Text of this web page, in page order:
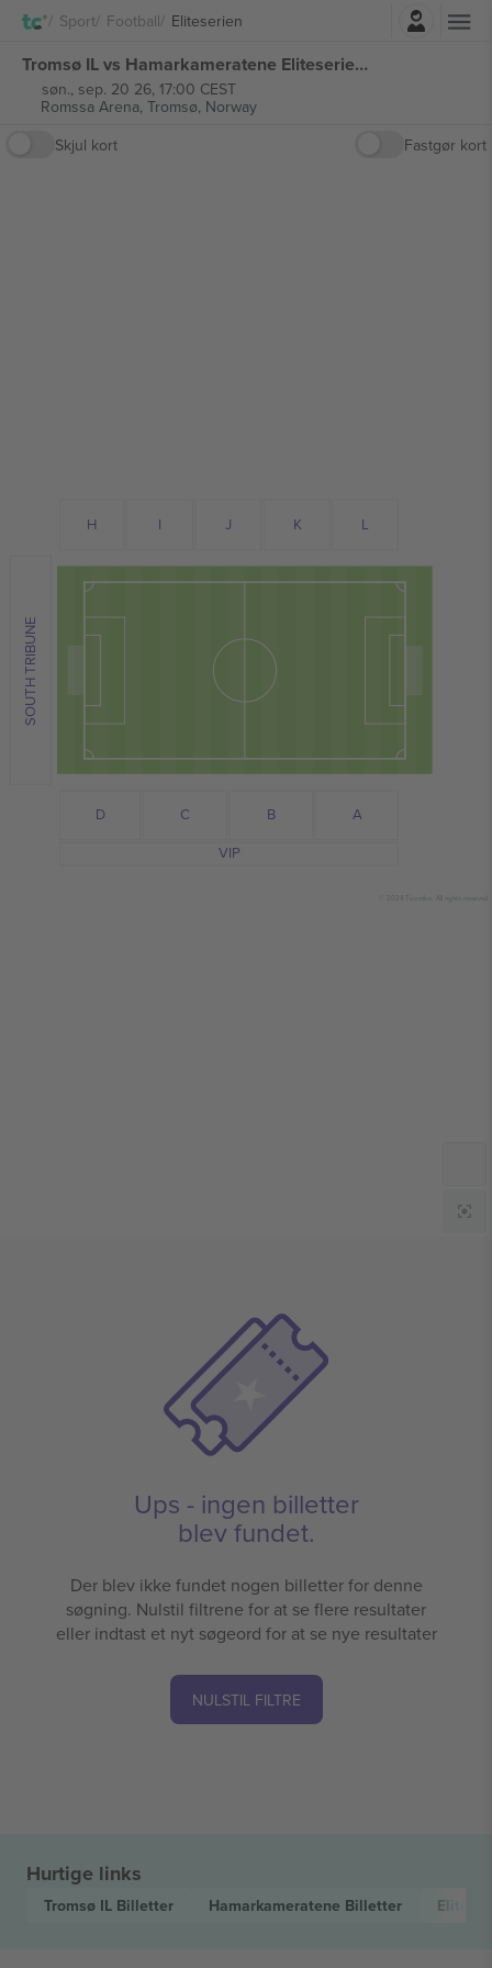
Sport Football Eliteserien
Tromsø IL vs Hamarkameratene Eliteserien billetter
søn., sep. 20 26, 17:00 CEST
Romssa Arena, Tromsø, Norway
Skjul kort
Fastgør kort
L
K
J
I
H
D C B
A
VIP
SOUTH TRIBUNE
© 2024 Ticombo. All rights reserved
Ups - ingen billetter
blev fundet.
Der blev ikke fundet nogen billetter for denne
søgning. Nulstil filtrene for at se flere resultater
eller indtast et nyt søgeord for at se nye resultater
NULSTIL FILTRE
Hurtige links
Tromsø IL Billetter Hamarkameratene Billetter